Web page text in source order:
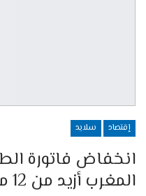
إقتصاد سلايد
انخفاض فاتورة
المغرب أزيد من 12 مليار درهم